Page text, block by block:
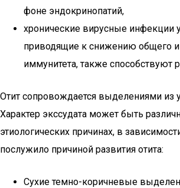
фоне эндокринопатий,
хронические вирусные инфекции
приводящие к снижению общего и
иммунитета, также способствуют
Отит сопровождается выделениями из
Характер экссудата может быть
этиологических причинах, в
послужило причиной развития отита:
Сухие темно-коричневые